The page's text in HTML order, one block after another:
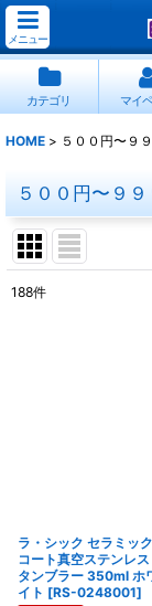
メニュー
カテゴリ マイ
HOME > ５００円〜９
５００円〜９９
188件
ラ・シック セラミック
コート真空ステンレス
タンブラー 350ml ホ
イト [RS-0248001]